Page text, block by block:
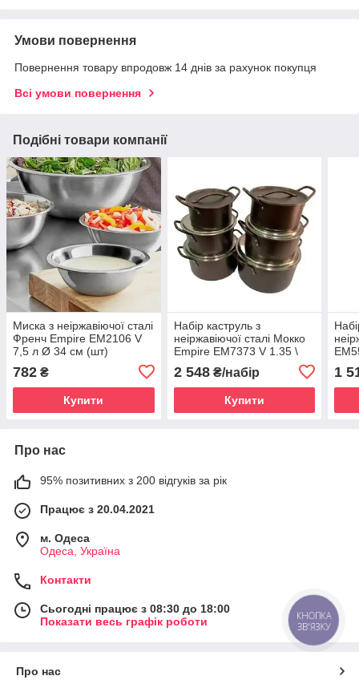
Умови повернення
Повернення товару впродовж 14 днів за рахунок покупця
Всі умови повернення
Подібні товари компанії
Миска з неіржавіючої сталі
Френч Empire EM2106 V
7,5 л Ø 34 см (шт)
782 ₴
Купити
Набір каструль з
неіржавіючої сталі Мокко
Empire EM7373 V 1.35 \
7.15 л ( шт )
2 548₴/набір
Купити
1
Про нас
95% позитивних з 200 відгуків за рік
Працює з 20.04.2021
м. Одеса
Одеса, Україна
Контакти
Сьогодні працює з 08:30 до 18:00
Показати весь графік роботи
Про нас
КНОПКА
ЗВ'ЯЗКУ